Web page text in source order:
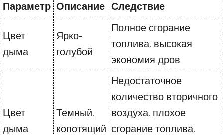
Параметр Описание Следствие
Цвет
дыма
Ярко-
голубой
Полное сгорание
топлива, высокая
экономия дров
Цвет
дыма
Темный,
копотящий
Недостаточное
количество вторичного
воздуха, плохое
сгорание топлива,